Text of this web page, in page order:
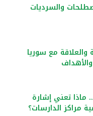
والسرديات
والعلاقة مع سوريا
تعني إشارة
مراكز الدارسات؟